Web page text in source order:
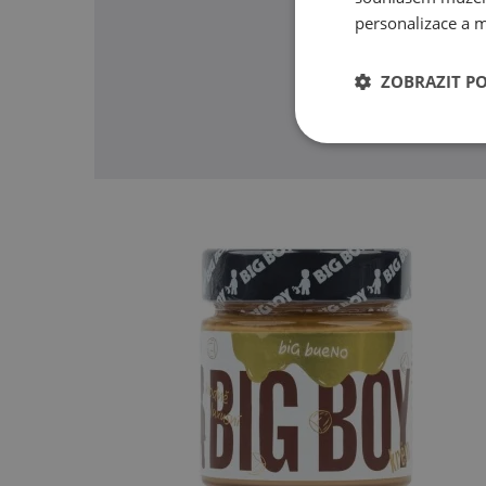
O
personalizace a
ZOBRAZIT